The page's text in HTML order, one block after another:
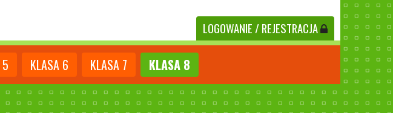
LOGOWANIE / REJESTRACJA
5 KLASA 6 KLASA 7 KLASA 8